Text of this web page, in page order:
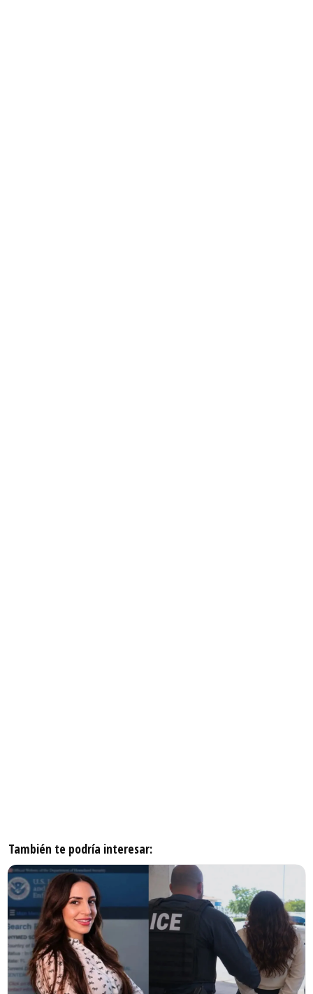
También te podría interesar: